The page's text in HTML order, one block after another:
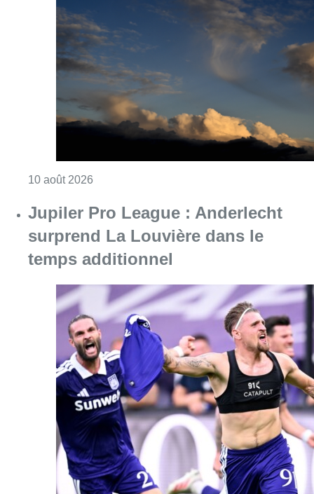
10 août 2026
Jupiler Pro League : Anderlecht
surprend La Louvière dans le
temps additionnel